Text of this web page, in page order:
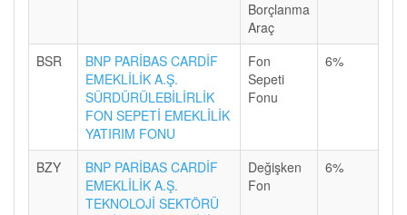
Borçlanma
Araç
BSR
BNP PARİBAS CARDİF
EMEKLİLİK A.Ş.
SÜRDÜRÜLEBİLİRLİK
FON SEPETİ EMEKLİLİK
YATIRIM FONU
Fon
Sepeti
Fonu
6%
BZY
BNP PARİBAS CARDİF
EMEKLİLİK A.Ş.
TEKNOLOJİ SEKTÖRÜ
Değişken
Fon
6%